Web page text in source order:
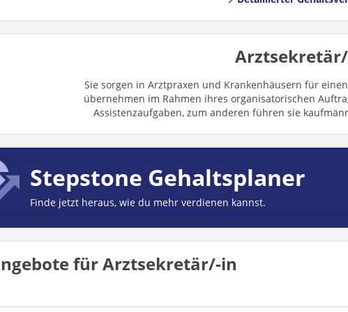
Sie sorgen in Arztpraxen und Krankenhäusern für
übernehmen im Rahmen ihres organisatorischen
Assistenzaufgaben, zum anderen führen sie
Stepstone Gehaltsplaner
Finde jetzt heraus, wie du mehr verdienen kannst.
für Arztsekretär/-in